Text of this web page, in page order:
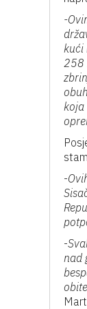
-
kući
258
koja
-
-
nad